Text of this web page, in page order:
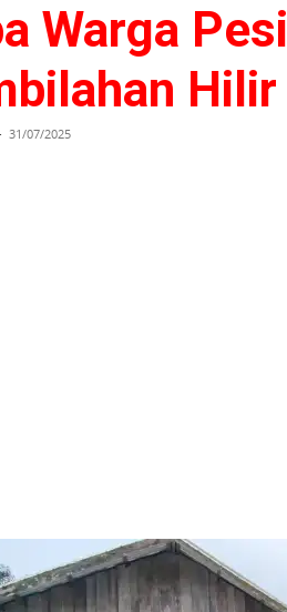
Warga
Hilir
31/07/2025